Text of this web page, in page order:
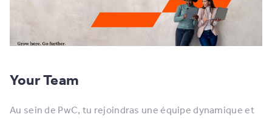
Your Team
Au sein de PwC, tu rejoindras une équipe dynamique et